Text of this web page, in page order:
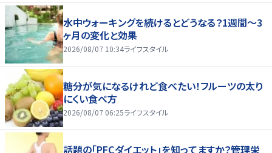
水中ウォーキングを続けるとどうなる？1週間～3
ヶ月の変化と効果
2026/08/07 10:34ライフスタイル
糖分が気になるけれど食べたい！フルーツの太り
にくい食べ方
2026/08/07 06:25ライフスタイル
話題の「PFCダイエット」を知ってますか？管理栄